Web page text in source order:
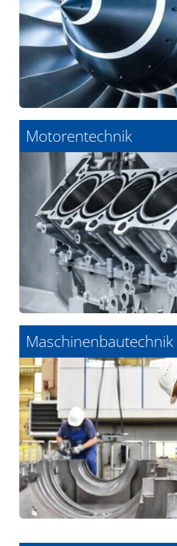
Motorentechnik
Maschinenbautechnik